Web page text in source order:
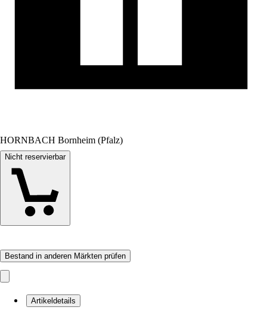
HORNBACH Bornheim (Pfalz)
Nicht reservierbar
Bestand in anderen Märkten prüfen
Artikeldetails